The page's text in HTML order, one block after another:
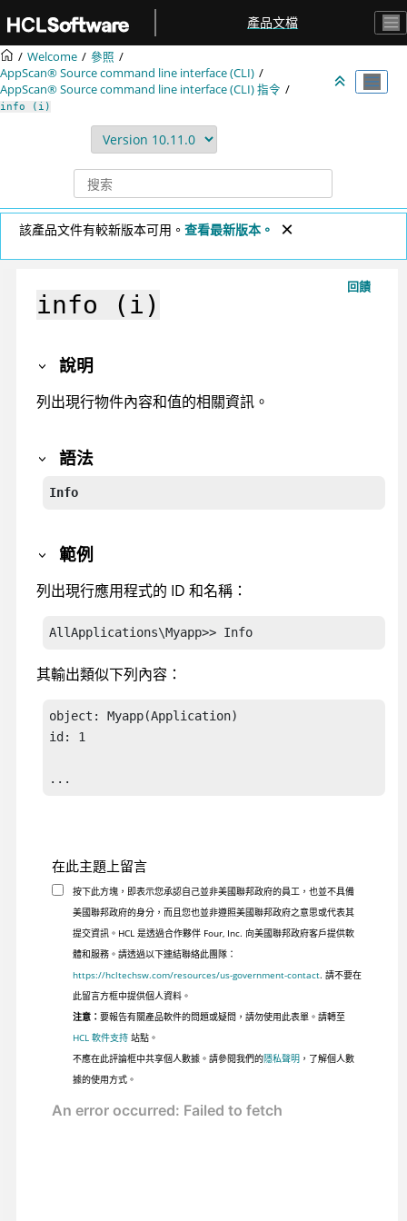
產品文檔
Welcome
參照
AppScan® Source command line interface (CLI)
AppScan® Source command line interface (CLI)指令
info (i)
該產品文件有較新版本可用。 查看最新版本。
回饋
info (i)
說明
列出現行物件內容和值的相關資訊。
語法
Info
範例
列出現行應用程式的 ID 和名稱：
其輸出類似下列內容：
object: Myapp(Application)
id: 1
...
在此主題上留言
按下此方塊，即表示您承認自己並非美國聯邦政府的員工，也並不具備
美國聯邦政府的身分，而且您也並非遵照美國聯邦政府之意思或代表其
提交資訊。HCL 是透過合作夥伴 Four, Inc. 向美國聯邦政府客戶提供軟
體和服務。請透過以下連結聯絡此團隊：
https://hcltechsw.com/resources/us-government-contact. 請不要在
此留言方框中提供個人資料。
注意： 要報告有關產品軟件的問題或疑問，請勿使用此表單。請轉至
HCL 軟件支持站點。
不應在此評論框中共享個人數據。請參閱我們的隱私聲明 ，了解個人數
據的使用方式。